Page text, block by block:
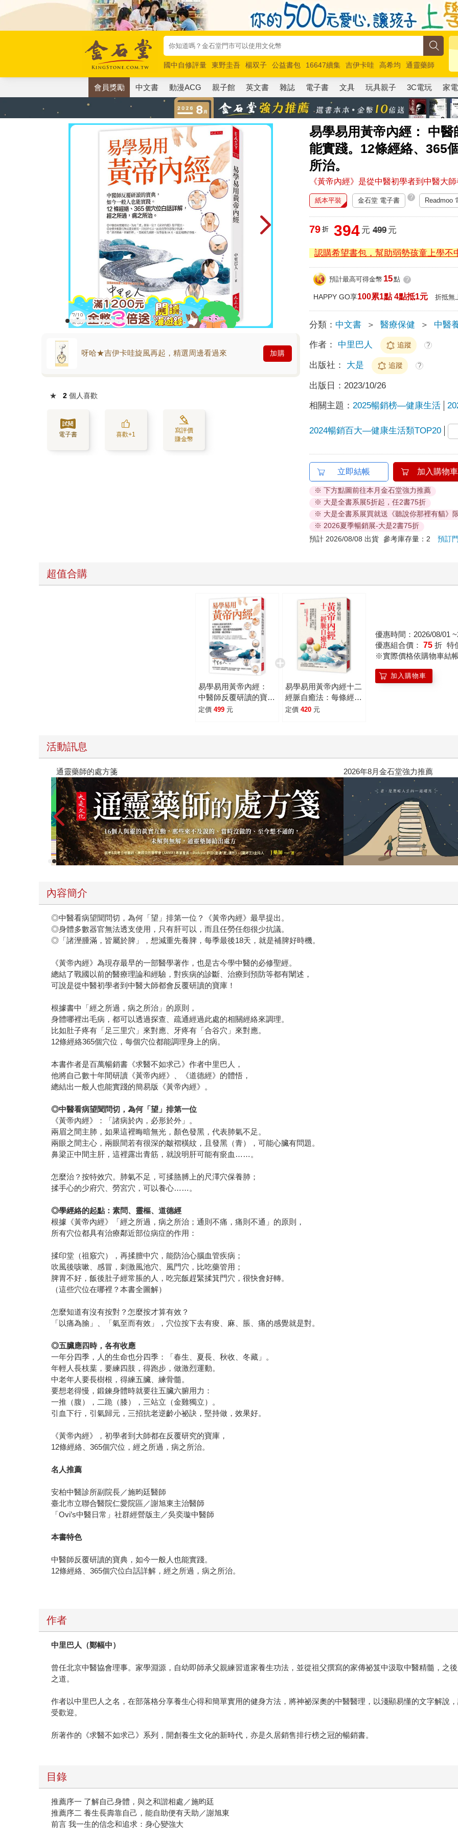
國中自修評量 東野圭吾 楊双子 公益書包 16647續集 吉伊卡哇 高希均
通靈藥師
唯紅花綻放
奧德賽 路邊攤新作 馬斯克 玩具總動員5 超慢跑
會員獎勵 中文書 動漫ACG 親子館 英文書 雜誌 電子書 文具 玩具親子 3C電玩 家電
易學易用黃帝內經： 中
能實踐。12條經絡、365
所治。
《黃帝內經》是從中醫初學者到中醫大
呀哈★吉伊卡哇旋風再起，精選周邊看過來 加購
★ 2 個人喜歡
電子書 喜歡+1
寫評價
賺金幣
紙本平裝 金石堂 電子書 ? Readmoo
79 折 394 元 499元
認購希望書包，幫助弱勢孩童上學不
預計最高可得金幣 15點 ?
HAPPY GO享100累1點 4點抵1元 折抵無
分類： 中文書 ＞ 醫療保健 ＞ 中醫
作者： 中里巴人 追蹤 ?
出版社： 大是 追蹤 ?
出版日： 2023/10/26
相關主題： 2025暢銷榜—健康生活
2024暢銷百大—健康生活類TOP20
立即結帳 加入購物車
※ 下方點圖前往本月金石堂強力推薦
※ 大是全書系展5折起，任2書75折
※ 大是全書系展買就送《聽說你那裡有貓》
※ 2026夏季暢銷展-大是2書75折
預計 2026/08/08 出貨 參考庫存量：2預訂
超值合購
易學易用黃帝內經：
中醫師反覆研讀的寶
典，如今一般人也能實
定價 499 元
易學易用黃帝內經十二
經脈自癒法：每條經脈
都有對應的臟腑，循經
定價 420 元
優惠時間：2026/08/01
優惠組合價： 75 折 特
※實際價格依購物車結
加入購物車
活動訊息
大是全書系 閱讀漫遊錄-2026上半年暢銷
內容簡介
◎中醫看病望聞問切，為何「望」排第一位？《黃帝內經》最早提出。
◎身體多數器官無法透支使用，只有肝可以，而且任勞任怨很少抗議。
◎「諸溼腫滿，皆屬於脾」，想減重先養脾，每季最後18天，就是補脾好時機。
《黃帝內經》為現存最早的一部醫學著作，也是古今學中醫的必修聖經。
總結了戰國以前的醫療理論和經驗，對疾病的診斷、治療到預防等都有闡述，
可說是從中醫初學者到中醫大師都會反覆研讀的寶庫！
根據書中「經之所過，病之所治」的原則，
身體哪裡出毛病，都可以透過探查、疏通經過此處的相關經絡來調理。
比如肚子疼有「足三里穴」來對應、牙疼有「合谷穴」來對應。
12條經絡365個穴位，每個穴位都能調理身上的病。
本書作者是百萬暢銷書《求醫不如求己》作者中里巴人，
他將自己數十年間研讀《黃帝內經》、《道德經》的體悟，
總結出一般人也能實踐的簡易版《黃帝內經》。
◎中醫看病望聞問切，為何「望」排第一位
《黃帝內經》：「諸病於內，必形於外」。
兩眉之間主肺，如果這裡晦暗無光，顏色發黑，代表肺氣不足。
兩眼之間主心，兩眼間若有很深的皺褶橫紋，且發黑（青），可能心臟有問題。
鼻梁正中間主肝，這裡露出青筋，就說明肝可能有瘀血……。
怎麼治？按特效穴。肺氣不足，可揉胳膊上的尺澤穴保養肺；
揉手心的少府穴、勞宮穴，可以養心……。
◎學經絡的起點：素問、靈樞、道德經
根據《黃帝內經》「經之所過，病之所治；通則不痛，痛則不通」的原則，
所有穴位都具有治療鄰近部位病症的作用：
揉印堂（祖竅穴），再揉膻中穴，能防治心腦血管疾病；
吹風後咳嗽、感冒，刺激風池穴、風門穴，比吃藥管用；
脾胃不好，飯後肚子經常脹的人，吃完飯趕緊揉箕門穴，很快會好轉。
（這些穴位在哪裡？本書全圖解）
怎麼知道有沒有按對？怎麼按才算有效？
「以痛為腧」、「氣至而有效」，穴位按下去有痠、麻、脹、痛的感覺就是對。
◎五臟應四時，各有收應
一年分四季，人的生命也分四季：「春生、夏長、秋收、冬藏」。
年輕人長枝葉，要練四肢，得跑步，做激烈運動。
中老年人要長樹根，得練五臟、練骨髓。
要想老得慢，鍛鍊身體時就要往五臟六腑用力：
一推（腹），二跪（膝），三站立（金雞獨立）。
引血下行，引氣歸元，三招抗老逆齡小祕訣，堅持做，效果好。
《黃帝內經》，初學者到大師都在反覆研究的寶庫，
12條經絡、365個穴位，經之所過，病之所治。
名人推薦
安柏中醫診所副院長／施昀廷醫師
臺北市立聯合醫院仁愛院區／謝旭東主治醫師
「Ovi’s中醫日常」社群經營版主／吳奕璇中醫師
本書特色
中醫師反覆研讀的寶典，如今一般人也能實踐。
12條經絡、365個穴位白話詳解，經之所過，病之所治。
作者
中里巴人（鄭幅中）
曾任北京中醫協會理事。家學淵源，自幼即師承父親練習道家養生功法，並從祖父撰寫的家傳祕笈中汲取中醫精髓，之
之道。
作者以中里巴人之名，在部落格分享養生心得和簡單實用的健身方法，將神祕深奧的中醫醫理，以淺顯易懂的文字解說
受歡迎。
所著作的《求醫不如求己》系列，開創養生文化的新時代，亦是久居銷售排行榜之冠的暢銷書。
目錄
推薦序一 了解自己身體，與之和諧相處／施昀廷
推薦序二 養生長壽靠自己，能自助便有天助／謝旭東
前言 我一生的信念和追求：身心變強大